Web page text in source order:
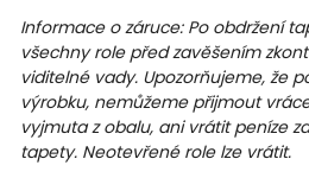
Informace o záruce: Po obdržení
všechny role před zavěšením
viditelné vady. Upozorňujeme, že
výrobku, nemůžeme přijmout
vyjmuta z obalu, ani vrátit peníze
tapety. Neotevřené role lze vrátit.